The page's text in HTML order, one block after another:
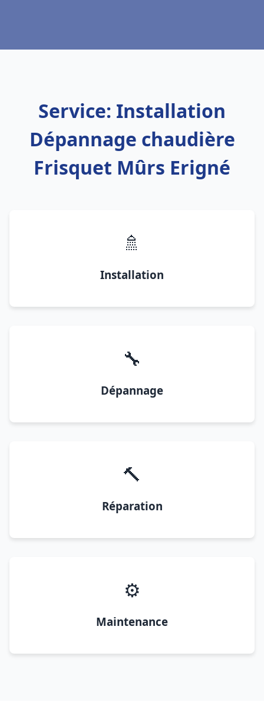
Service: Installation
Dépannage chaudière
Frisquet Mûrs Erigné
🚿
Installation
🔧
Dépannage
🔨
Réparation
⚙️
Maintenance